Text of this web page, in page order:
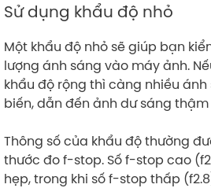
Sử dụng khẩu độ nhỏ
Một khẩu độ nhỏ sẽ giúp bạn
lượng ánh sáng vào máy ảnh.
khẩu độ rộng thì càng nhiều
biến, dẫn đến ảnh dư sáng
Thông số của khẩu độ thường
thước đo f-stop. Số f-stop cao
hẹp, trong khi số f-stop thấp